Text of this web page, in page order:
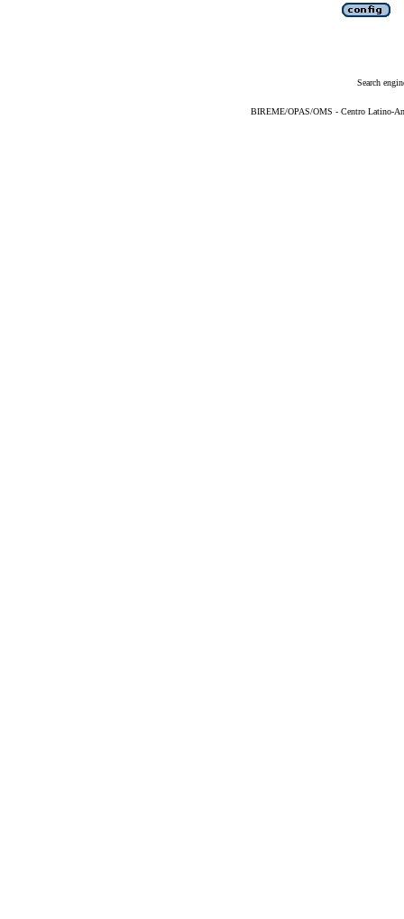
Search
BIREME/OPAS/OMS - Centro Latino-